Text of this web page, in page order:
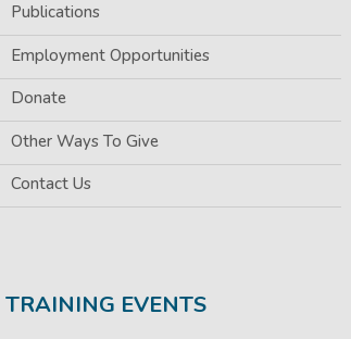
Publications
Employment Opportunities
Donate
Other Ways To Give
Contact Us
TRAINING EVENTS